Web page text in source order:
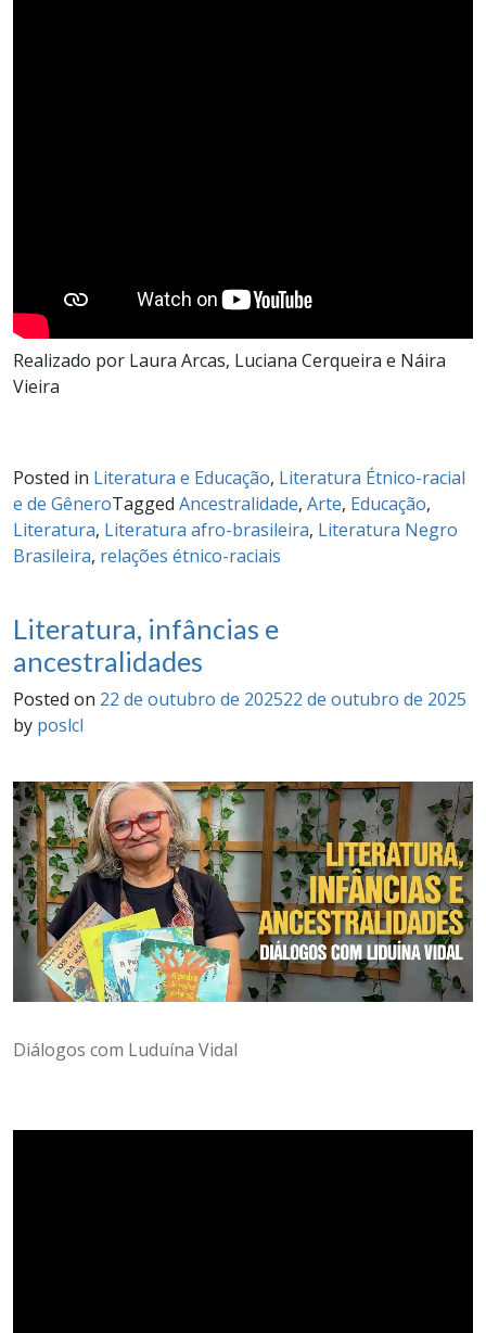
Realizado por Laura Arcas, Luciana Cerqueira e Náira
Vieira
Posted in Literatura e Educação, Literatura Étnico-racial
e de GêneroTagged Ancestralidade, Arte, Educação,
Literatura, Literatura afro-brasileira, Literatura Negro
Brasileira, relações étnico-raciais
Literatura, infâncias e
ancestralidades
Posted on 22 de outubro de 202522 de outubro de 2025
by poslcl
Diálogos com Luduína Vidal